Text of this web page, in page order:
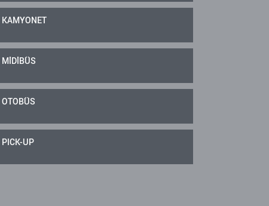
KAMYONET
MİDİBÜS
OTOBÜS
PICK-UP